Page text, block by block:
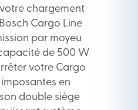
chargement
Cargo Line
par moyeu
de 500 W
votre Cargo
en
double siège